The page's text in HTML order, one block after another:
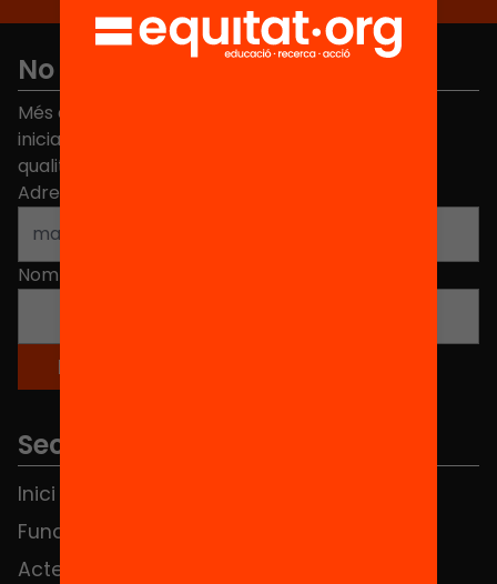
No et perdis res
Més de 40.000 persones ja han triat Equitat. Rep
iniciatives, propostes i projectes per millorar la
qualitat de l'educació a Catalunya.
Adreça electrònica
Nom
Seccions
Inici
Fundació
Actes